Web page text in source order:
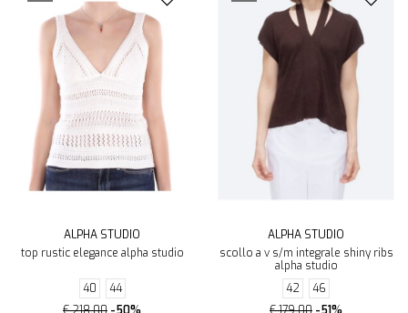
ALPHA STUDIO
top rustic elegance alpha studio
40
44
ALPHA STUDIO
scollo a v s/m integrale shiny ribs
alpha studio
42
46